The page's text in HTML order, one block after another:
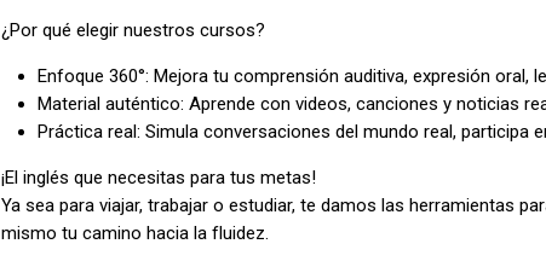
¿Por qué elegir nuestros cursos?
Enfoque 360°: Mejora tu comprensión auditiva, expresión
Material auténtico: Aprende con videos, canciones y noticias
Práctica real: Simula conversaciones del mundo real,
¡El inglés que necesitas para tus metas!
Ya sea para viajar, trabajar o estudiar, te damos las herramientas
mismo tu camino hacia la fluidez.